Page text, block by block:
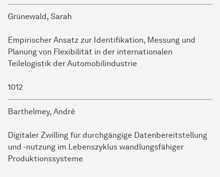
Grünewald, Sarah
Empirischer Ansatz zur Identifikation, Messung und
Planung von Flexibilität in der internationalen
Teilelogistik der Automobilindustrie
1012
Barthelmey, André
Digitaler Zwilling für durchgängige Datenbereitstellung
und -nutzung im Lebenszyklus wandlungsfähiger
Produktionssysteme